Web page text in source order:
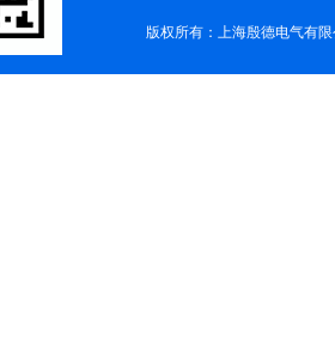
版权所有：上海殷德电气有